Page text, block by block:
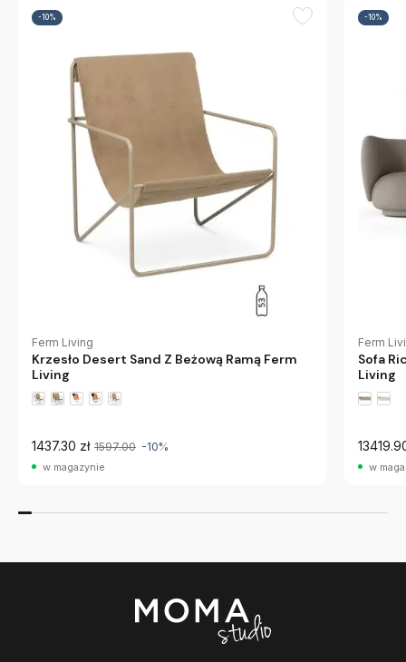
-10%
Ferm Living
Krzesło Desert Sand Z Beżową Ramą Ferm
Living
1437.30 zł 1597.00 -10%
w magazynie
-10%
Ferm
Sofa
Living
w